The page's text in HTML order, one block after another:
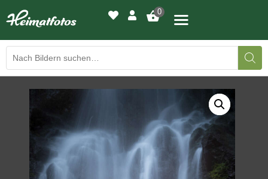
0
DRUCKQUALITÄTEN
LED-LEUCHTBILDER